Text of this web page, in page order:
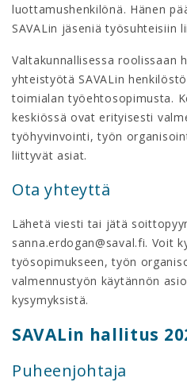
luottamushenkilönä. Hänen
SAVALin jäseniä työsuhteisiin
Valtakunnallisessa roolissaan
yhteistyötä SAVALin
toimialan työehtosopimusta.
keskiössä ovat erityisesti
työhyvinvointi, työn
liittyvät asiat.
Ota yhteyttä
Lähetä viesti tai jätä
sanna.erdogan@saval.fi. Voit
työsopimukseen, työn
valmennustyön käytännön
kysymyksistä.
SAVALin hallitus
Puheenjohtaja